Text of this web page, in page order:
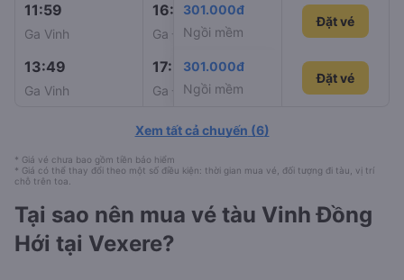
11:59
Ga Vinh
16:15
Ga Đồng Hới
SE7
301.000đ
Ngồi mềm
Đặt vé
13:49
Ga Vinh
17:59
Ga Đồng Hới
SE5
301.000đ
Ngồi mềm
Đặt vé
Đặt vé
Xem tất cả chuyến (6)
* Giá vé chưa bao gồm tiền bảo hiểm
* Giá có thể thay đổi theo một số điều kiện: thời gian mua vé, đối tượng đi tàu, vị trí
chỗ trên toa.
Tại sao nên mua vé tàu Vinh Đồng
Hới tại Vexere?